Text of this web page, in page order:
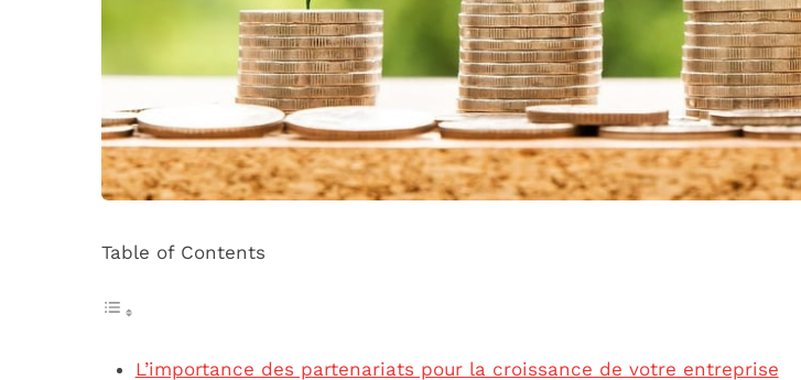
Table of Contents
L’importance des partenariats pour la croissance de votre entreprise